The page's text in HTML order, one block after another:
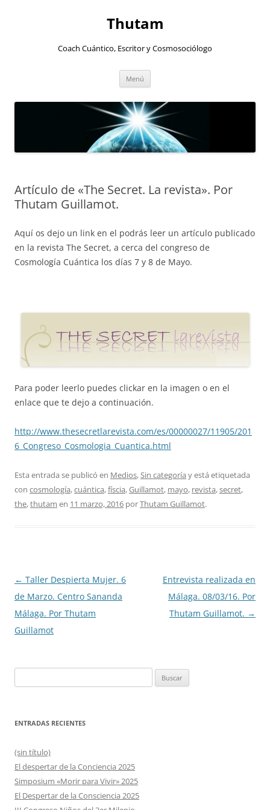
Thutam
Coach Cuántico, Escritor y Cosmosociólogo
Menú
Artículo de «The Secret. La revista». Por
Thutam Guillamot.
Aquí os dejo un link en el podrás leer un artículo publicado
en la revista The Secret, a cerca del congreso de
Cosmología Cuántica los días 7 y 8 de Mayo.
Para poder leerlo puedes clickar en la imagen o en el
enlace que te dejo a continuación.
http://www.thesecretlarevista.com/es/00000027/11905/201
6_Congreso_Cosmologia_Cuantica.html
Esta entrada se publicó en Medios,Sin categoría y está etiquetada
con cosmología,cuántica,físcia,Guillamot, mayo, revista,secret,
the,thutam en 11 marzo, 2016 porThutam Guillamot.
Navegación
de
entradas
← Taller Despierta Mujer. 6
de Marzo. Centro Sananda
Málaga. Por Thutam
Guillamot
Entrevista realizada en
Málaga. 08/03/16. Por
Thutam Guillamot. →
ENTRADAS RECIENTES
(sin título)
El despertar de la Conciencia 2025
Simposium «Morir para Vivir» 2025
El Despertar de la Consciencia 2025